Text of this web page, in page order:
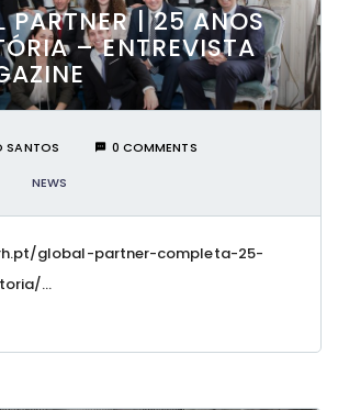
PARTNER | 25 ANOS
– ENTREVISTA
SANTOS 0 COMMENTS
NEWS
global-partner-completa-25-
...